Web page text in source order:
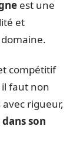
est une
et
compétitif
il faut non
rigueur,
son